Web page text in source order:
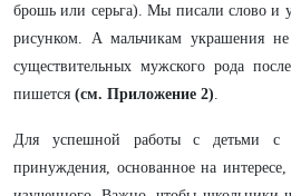
брошь или серьга). Мы писали слово и
рисунком. А мальчикам украшения
существительных мужского рода
пишется (см. Приложение 2).
Для успешной работы с детьми с
принуждения, основанное на